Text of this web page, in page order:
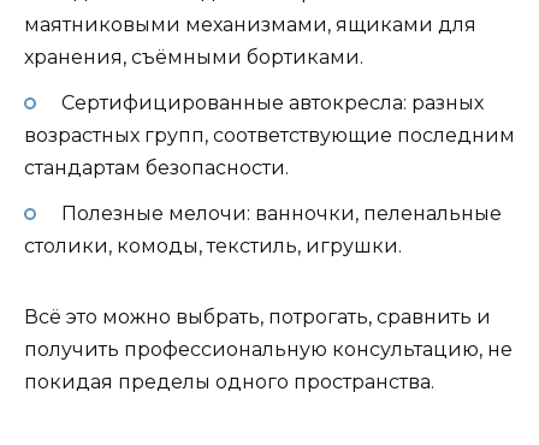
маятниковыми механизмами, ящиками для
хранения, съёмными бортиками.
Сертифицированные автокресла: разных
возрастных групп, соответствующие последним
стандартам безопасности.
Полезные мелочи: ванночки, пеленальные
столики, комоды, текстиль, игрушки.
Всё это можно выбрать, потрогать, сравнить и
получить профессиональную консультацию, не
покидая пределы одного пространства.